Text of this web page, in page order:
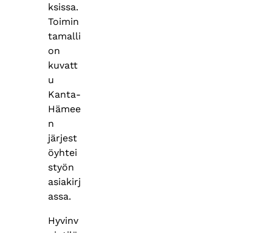
ksissa.
Toimin
tamalli
on
kuvatt
u
Kanta-
Hämee
n
järjest
öyhtei
styön
asiakirj
assa.
Hyvinv